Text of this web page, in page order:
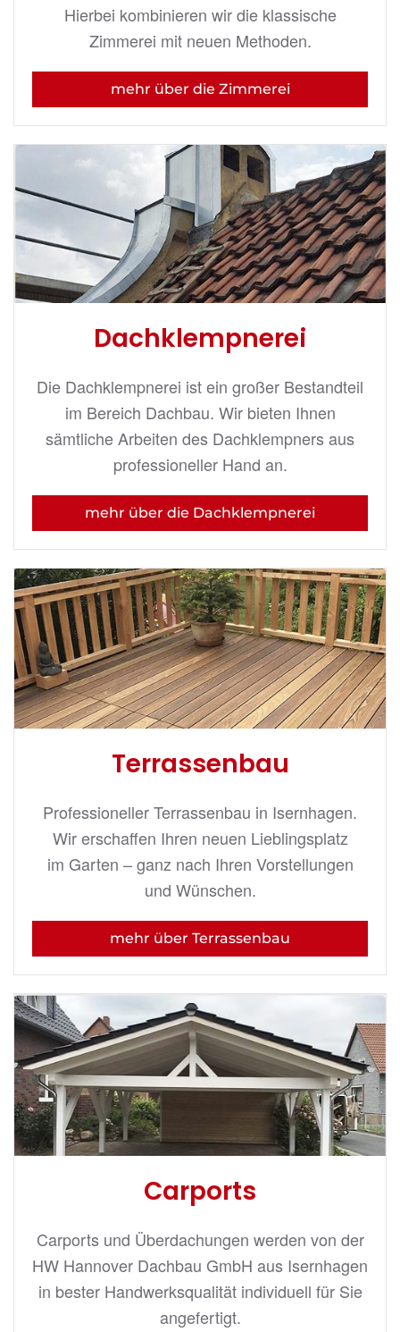
Hierbei kombinieren wir die klassische
Zimmerei mit neuen Methoden.
mehr über die Zimmerei
Dachklempnerei
Die Dachklempnerei ist ein großer Bestandteil
im Bereich Dachbau. Wir bieten Ihnen
sämtliche Arbeiten des Dachklempners aus
professioneller Hand an.
mehr über die Dachklempnerei
Terrassenbau
Professioneller Terrassenbau in Isernhagen.
Wir erschaffen Ihren neuen Lieblingsplatz
im Garten – ganz nach Ihren Vorstellungen
und Wünschen.
mehr über Terrassenbau
Carports
Carports und Überdachungen werden von der
HW Hannover Dachbau GmbH aus Isernhagen
in bester Handwerksqualität individuell für Sie
angefertigt.